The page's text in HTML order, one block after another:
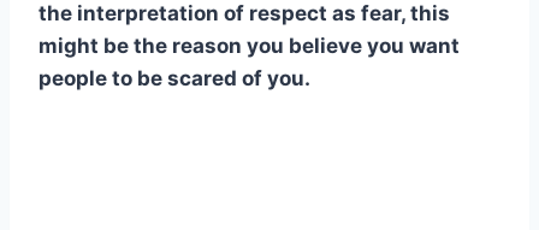
the interpretation of respect as fear, this
might be the reason you believe you want
people to be scared of you.